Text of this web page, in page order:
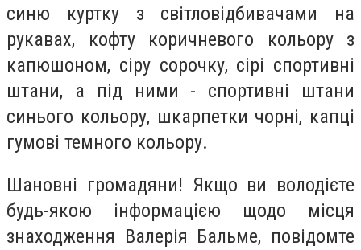
синю куртку з світловідбивачами на
рукавах, кофту коричневого кольору з
капюшоном, сіру сорочку, сірі спортивні
штани, а під ними - спортивні штани
синього кольору, шкарпетки чорні, капці
гумові темного кольору.
Шановні громадяни! Якщо ви володієте
будь-якою інформацією щодо місця
знаходження Валерія Бальме, повідомте